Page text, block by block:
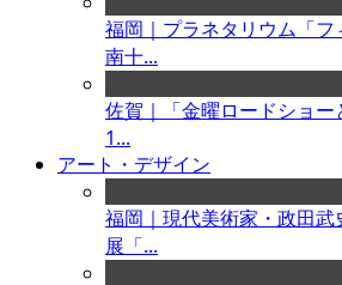
福岡｜プラネタリウム「フ
南十...
佐賀｜「金曜ロードショ
1...
アート・デザイン
福岡｜現代美術家・政田
展「...